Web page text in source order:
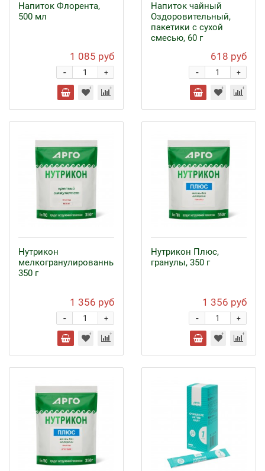
Напиток Флорента,
500 мл
1 085 руб
+
-
Напиток чайный
Оздоровительный,
пакетики с сухой
смесью, 60 г
618 руб
+
-
Нутрикон
мелкогранулированный,
350 г
1 356 руб
+
-
Нутрикон Плюс,
гранулы, 350 г
1 356 руб
+
-